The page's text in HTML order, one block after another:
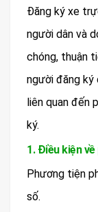
Đăng ký xe
người dân và
chóng, thuận
người đăng
liên quan đến
ký.
1. Điều kiện
Phương tiện
số.